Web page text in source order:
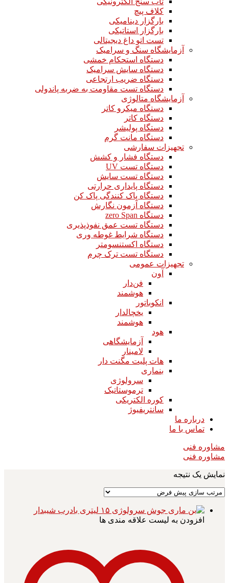
کلاف پیچ
بارگزار دینامیکی
بارگزار استاتیکی
تست اتو داغ دیجیتالی
آزمایشگاه سنگ و سرامیک
دستگاه استحکام خمشی
دستگاه سایش سرامیک
دستگاه ضریب ارتجاعی
دستگاه تست مقاومت به ضربه پاندولی
آزمایشگاه متالوژی
دستگاه میکرو کاتر
دستگاه کاتر
دستگاه پولیشر
دستگاه مانت گرم
تجهیزات سفارشی
دستگاه فشار و کشش
دستگاه تست UV
دستگاه تست سایش
دستگاه پایداری حرارتی
دستگاه پاک کنندگی پاک کن
دستگاه آزمون نگارش
دستگاه zero Span
دستگاه تست عمق نفوذپذیری
دستگاه شرایط غوطه وری
دستگاه اکستنسومتر
دستگاه تست ترک چرم
تجهیزات عمومی
آون
فن‌دار
هوشمند
انکوباتور
یخچالدار
هوشمند
هود
آزمایشگاهی
لامینار​​​​​​​
هات پلیت مگنت دار​​​​​​​
بنماری
سرولوژی
ترموستاتیک
کوره الکتریکی
سانتریفیوژ
درباره ما
تماس با ما
مشاوره فنی
مشاوره فنی
نمایش یک نتیجه
افزودن به لیست علاقه مندی ها